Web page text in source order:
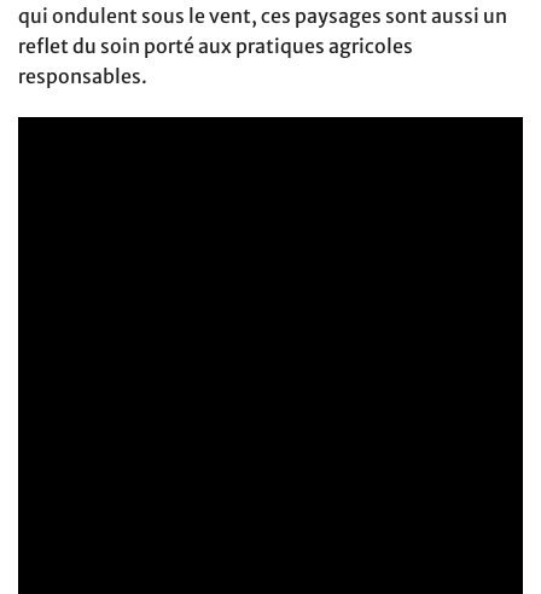
qui ondulent sous le vent, ces paysages sont aussi un
reflet du soin porté aux pratiques agricoles
responsables.